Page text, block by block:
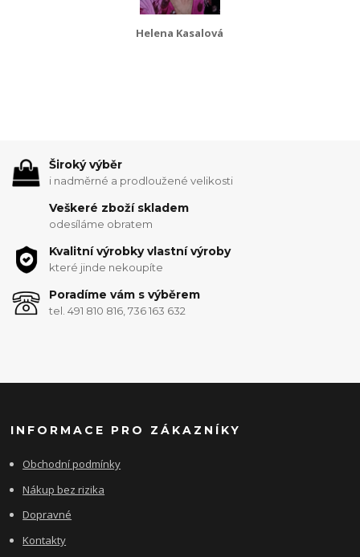
Helena Kasalová
Široký výběr
i nadměrné a prodloužené velikosti
Veškeré zboží skladem
odesíláme obratem
Kvalitní výrobky vlastní výroby
které jinde nekoupíte
Poradíme vám s výběrem
tel. 491 810 816, 736 163 632
INFORMACE PRO ZÁKAZNÍKY
Obchodní podmínky
Nákup bez rizika
Dopravné
Kontakty